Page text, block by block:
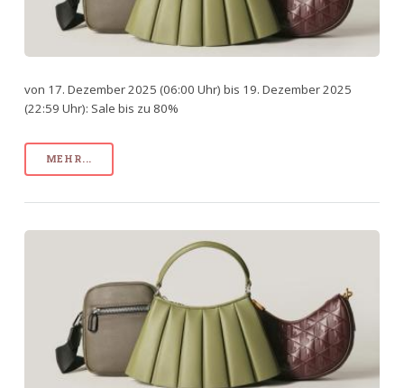
von 17. Dezember 2025 (06:00 Uhr) bis 19. Dezember 2025
(22:59 Uhr): Sale bis zu 80%
MEHR...